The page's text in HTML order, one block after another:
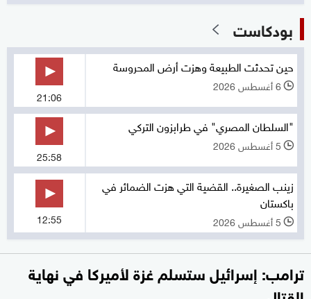
بودكاست
حين تحدثت الطبيعة وهزت أرض المحروسة
l 6 أغسطس 2026
21:06
"السلطان المصري" في طرابزون التركي
l 5 أغسطس 2026
25:58
زينب الصغيرة.. القضية التي هزت الضمائر في
باكستان
l 5 أغسطس 2026 12:55
ترامب: إسرائيل ستسلم غزة لأميركا في نهاية